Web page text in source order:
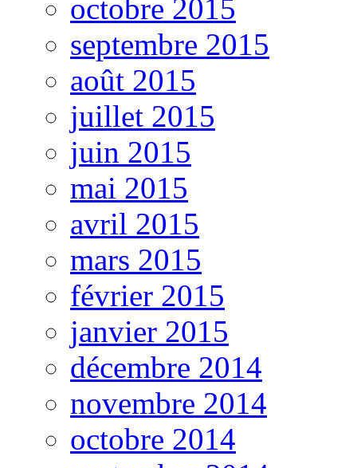
octobre 2015
septembre 2015
août 2015
juillet 2015
juin 2015
mai 2015
avril 2015
mars 2015
février 2015
janvier 2015
décembre 2014
novembre 2014
octobre 2014